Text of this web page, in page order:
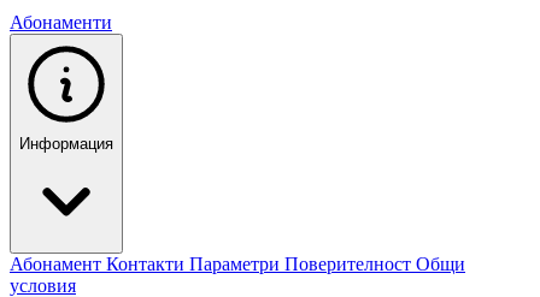
Абонаменти
Информация
Абонамент Контакти Параметри Поверителност Общи
условия